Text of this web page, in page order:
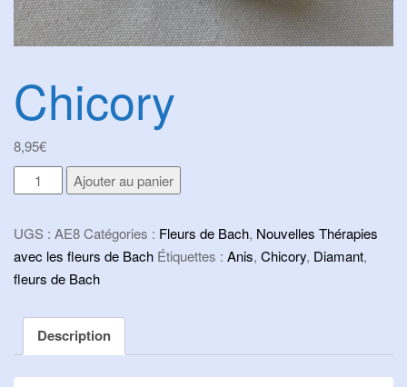
Chicory
8,95€
quantité
de
Ajouter au panier
UGS : AE8Catégories : Fleurs de Bach, Nouvelles Thérapies
avec les fleurs de Bach Étiquettes : Anis, Chicory, Diamant,
fleurs de Bach
Description